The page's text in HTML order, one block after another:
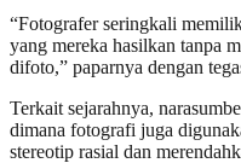
“Fotografer seringkali
yang mereka hasilkan tanpa
difoto,” paparnya dengan
Terkait sejarahnya,
dimana fotografi juga
stereotip rasial dan